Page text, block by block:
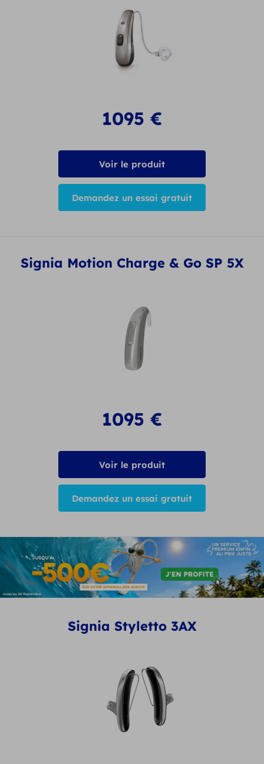
1095 €
Voir le produit
Demandez un essai gratuit
Signia Motion Charge & Go SP 5X
1095 €
Voir le produit
Demandez un essai gratuit
Signia Styletto 3AX